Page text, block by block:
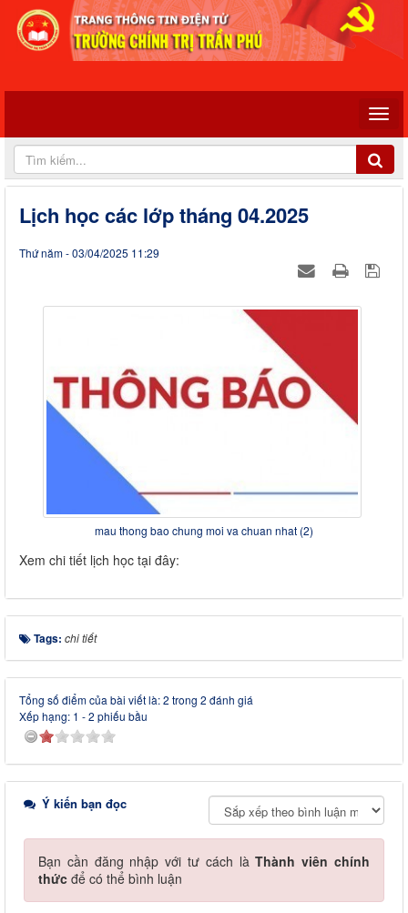
Lịch học các lớp tháng 04.2025
Thứ năm - 03/04/2025 11:29
mau thong bao chung moi va chuan nhat (2)
Xem chi tiết lịch học tại đây:
Tags: chi tiết
Tổng số điểm của bài viết là: 2 trong 2 đánh giá
Xếp hạng: 1 -2 phiếu bầu
Ý kiến bạn đọc
Bạn cần đăng nhập với tư cách làThành viên chính
thức để có thể bình luận